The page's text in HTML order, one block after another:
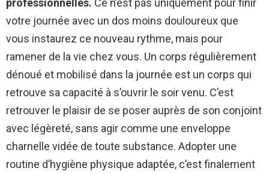
professionnelles. Ce n’est pas uniquement pour finir
votre journée avec un dos moins douloureux que
vous instaurez ce nouveau rythme, mais pour
ramener de la vie chez vous. Un corps régulièrement
dénoué et mobilisé dans la journée est un corps qui
retrouve sa capacité à s’ouvrir le soir venu. C’est
retrouver le plaisir de se poser auprès de son conjoint
avec légèreté, sans agir comme une enveloppe
charnelle vidée de toute substance. Adopter une
routine d’hygiène physique adaptée, c’est finalement